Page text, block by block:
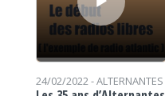
24/02/2022 -ALTERNANTES